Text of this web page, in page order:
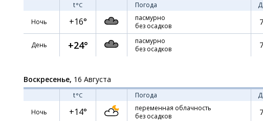
t°C Погода
Ночь
+16°
пасмурно
без осадков
День +24°
пасмурно
без осадков
Воскресенье, 16 Августа
t°C Погода
Ночь
+14°
переменная облачность
без осадков